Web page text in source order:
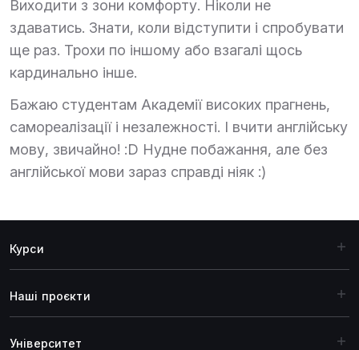
Виходити з зони комфорту. Ніколи не
здаватись. Знати, коли відступити і спробувати
ще раз. Трохи по іншому або взагалі щось
кардинально інше.
Бажаю студентам Академії високих прагнень,
самореалізації і незалежності. І вчити англійську
мову, звичайно! :D Нудне побажання, але без
англійської мови зараз справді ніяк :)
Курси
Наші проєкти
Університет